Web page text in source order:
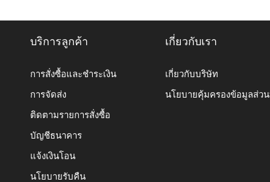
บริการลูกค้า
การสั่งซื้อและชำระเงิน
การจัดส่ง
ติดตามรายการสั่งซื้อ
บัญชีธนาคาร
แจ้งเงินโอน
นโยบายรับคืน
เกี่ยวกับเรา
เกี่ยวกับบริษัท
นโยบายคุ้มครองข้อมูลส่ว